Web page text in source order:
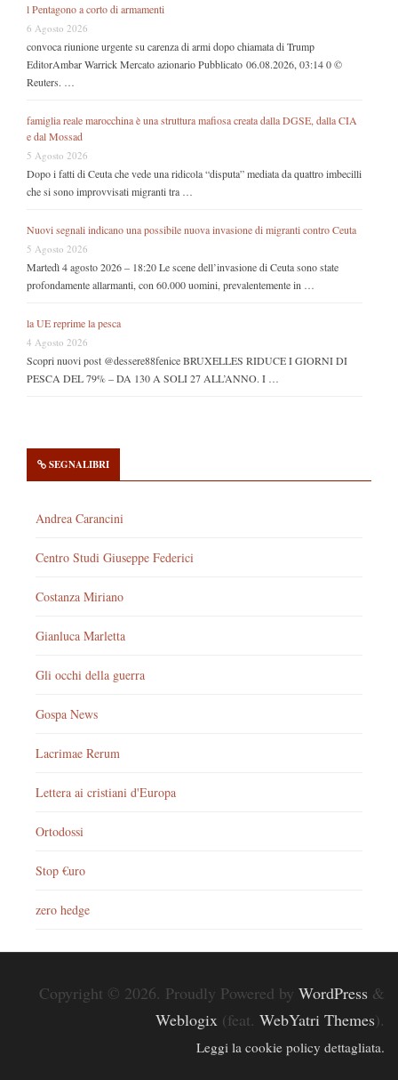
l Pentagono a corto di armamenti
6 Agosto 2026
convoca riunione urgente su carenza di armi dopo chiamata di Trump
EditorAmbar Warrick Mercato azionario Pubblicato 06.08.2026, 03:14 0 ©
Reuters. …
famiglia reale marocchina è una struttura mafiosa creata dalla DGSE, dalla CIA
e dal Mossad
5 Agosto 2026
Dopo i fatti di Ceuta che vede una ridicola “disputa” mediata da quattro imbecilli
che si sono improvvisati migranti tra …
Nuovi segnali indicano una possibile nuova invasione di migranti contro Ceuta
5 Agosto 2026
Martedì 4 agosto 2026 – 18:20 Le scene dell’invasione di Ceuta sono state
profondamente allarmanti, con 60.000 uomini, prevalentemente in …
la UE reprime la pesca
4 Agosto 2026
Scopri nuovi post @dessere88fenice BRUXELLES RIDUCE I GIORNI DI
PESCA DEL 79% – DA 130 A SOLI 27 ALL’ANNO. I …
SEGNALIBRI
Andrea Carancini
Centro Studi Giuseppe Federici
Costanza Miriano
Gianluca Marletta
Gli occhi della guerra
Gospa News
Lacrimae Rerum
Lettera ai cristiani d'Europa
Ortodossi
Stop €uro
zero hedge
Copyright © 2026. Proudly Powered by WordPress &
Weblogix (feat. WebYatri Themes).
Leggi la cookie policy dettagliata.